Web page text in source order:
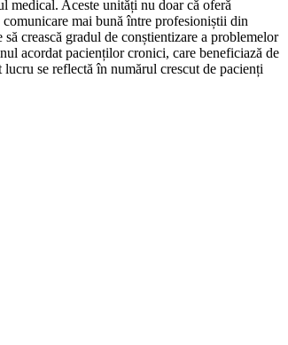
medical. Aceste unități nu doar că oferă
mai bună între profesioniștii din
crească gradul de conștientizare a problemelor
acordat pacienților cronici, care beneficiază de
se reflectă în numărul crescut de pacienți